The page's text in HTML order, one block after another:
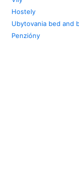
Hostely
Ubytovania bed and
Penzióny